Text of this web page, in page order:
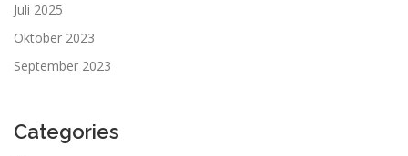
Juli 2025
Oktober 2023
September 2023
Categories